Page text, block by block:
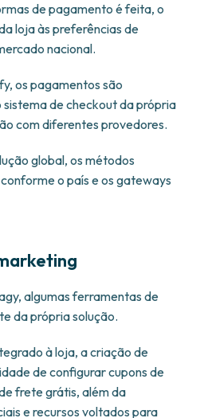
de pagamento é feita, o
loja às preferências de
nacional.
os pagamentos são
de checkout da própria
com diferentes provedores.
global, os métodos
o país e os gateways
algumas ferramentas de
da própria solução.
à loja, a criação de
de configurar cupons de
frete grátis, além da
e recursos voltados para